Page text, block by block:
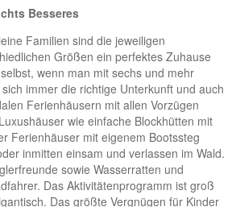
Besseres
Familien sind die jeweiligen
Größen ein perfektes Zuhause
wenn man mit sechs und mehr
immer die richtige Unterkunft und auch
Ferienhäusern mit allen Vorzügen
wie einfache Blockhütten mit
Ferienhäuser mit eigenem Bootssteg
inmitten einsam und verlassen im Wald.
sowie Wasserratten und
Das Aktivitätenprogramm ist groß
Das größte Vergnügen für Kinder